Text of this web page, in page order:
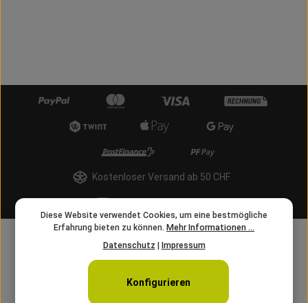
Kostenloser Versand ab 50 CHF
Diese Website verwendet Cookies, um eine bestmögliche
Erfahrung bieten zu können. Mehr Informationen ...
Datenschutz | Impressum
Konfigurieren